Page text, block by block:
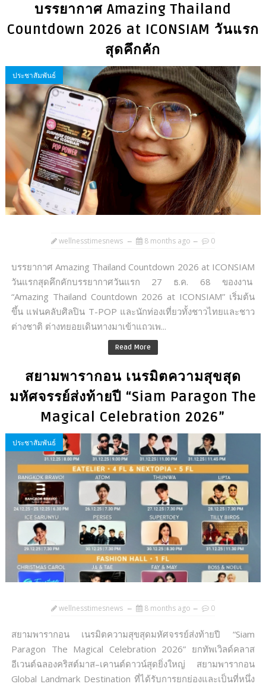
บรรยากาศ Amazing Thailand
Countdown 2026 at ICONSIAM วันแรก
สุดคึกคัก
ประชาสัมพันธ์
wellnesstimesnews 8 months ago 0
บรรยากาศ Amazing Thailand Countdown 2026 at ICONSIAM
วันแรกสุดคึกคักบรรยากาศวันแรก 27 ธ.ค. 68 ของงาน
“Amazing Thailand Countdown 2026 at ICONSIAM” เริ่มต้น
ขึ้น แฟนคลับศิลปิน T-POP และนักท่องเที่ยวทั้งชาวไทยและชาว
ต่างชาติ ต่างทยอยเดินทางมาเข้าแถวเพ...
Read More
สยามพารากอน เนรมิตความสุขสุด
มหัศจรรย์ส่งท้ายปี “Siam Paragon The
Magical Celebration 2026”
ประชาสัมพันธ์
wellnesstimesnews 8 months ago 0
สยามพารากอน เนรมิตความสุขสุดมหัศจรรย์ส่งท้ายปี “Siam
Paragon The Magical Celebration 2026” ยกทัพเวิลด์คลาส
อีเวนต์ฉลองคริสต์มาส–เคานต์ดาวน์สุดยิ่งใหญ่ สยามพารากอน
Global Landmark Destination ที่ได้รับการยกย่องและเป็นที่หนึ่ง